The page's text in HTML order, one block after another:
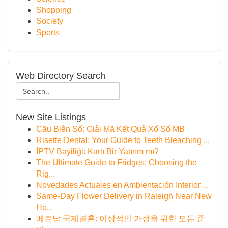
Shopping
Society
Sports
Web Directory Search
New Site Listings
Cầu Biên Số: Giải Mã Kết Quả Xổ Số MB
Risette Dental: Your Guide to Teeth Bleaching ...
İPTV Bayiliği: Karlı Bir Yatırım mı?
The Ultimate Guide to Fridges: Choosing the
Rig...
Novedades Actuales en Ambientación Interior ...
Same-Day Flower Delivery in Raleigh Near New
Ho...
베트남 국제결혼: 이상적인 가정을 위한 모든 준